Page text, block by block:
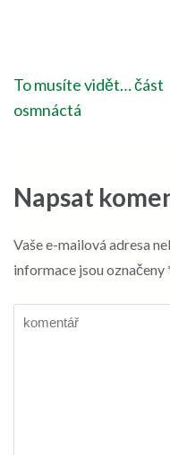
Navigace
pro
To musíte vidět… část
osmnáctá
Napsat
Vaše e-mailová adresa
informace jsou označeny
komentář